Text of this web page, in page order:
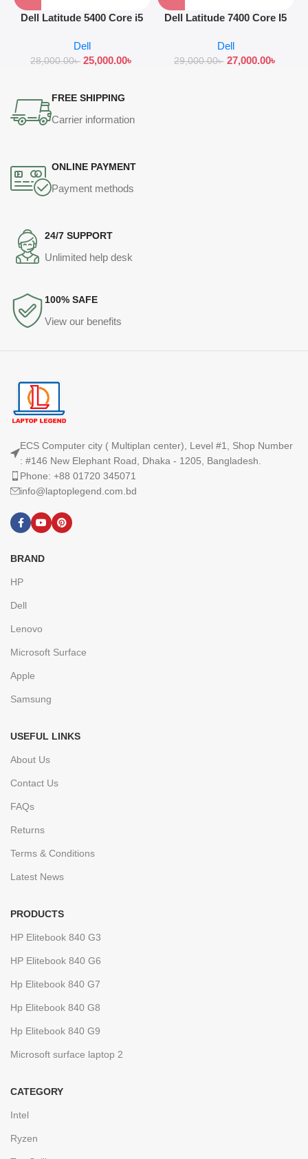
Dell Latitude 5400 Core i5
GB
Dell
28,000.00৳ 25,000.00৳
Dell Latitude 7400 Core I5
256GB
Dell
29,000.00৳ 27,000.00৳
FREE SHIPPING
Carrier information
ONLINE PAYMENT
Payment methods
24/7 SUPPORT
Unlimited help desk
100% SAFE
View our benefits
ECS Computer city ( Multiplan center), Level #1, Shop Number
: #146 New Elephant Road, Dhaka - 1205, Bangladesh.
Phone: +88 01720 345071
info@laptoplegend.com.bd
BRAND
HP
Dell
Lenovo
Microsoft Surface
Apple
Samsung
USEFUL LINKS
About Us
Contact Us
FAQs
Returns
Terms & Conditions
Latest News
PRODUCTS
HP Elitebook 840 G3
HP Elitebook 840 G6
Hp Elitebook 840 G7
Hp Elitebook 840 G8
Hp Elitebook 840 G9
Microsoft surface laptop 2
CATEGORY
Intel
Ryzen